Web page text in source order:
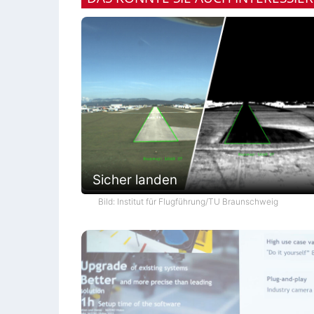
Sicher landen
Bild: Institut für Flugführung/TU Braunschweig